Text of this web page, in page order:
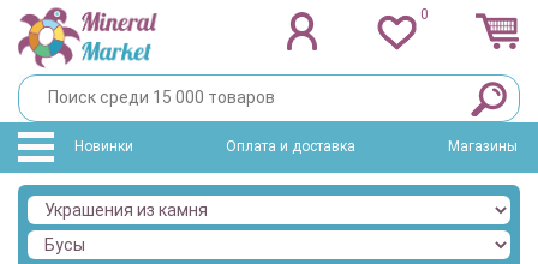
0
Новинки Оплата и доставка Магазины